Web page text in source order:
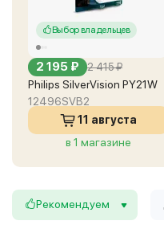
Выбор владельцев
2 195 ₽ 2 415 ₽
Philips SilverVision PY21W
12496SVB2
11 августа
в 1 магазине
Рекомендуем